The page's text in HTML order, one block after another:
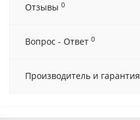
Отзывы 0
Вопрос - Ответ 0
Производитель и гарантия